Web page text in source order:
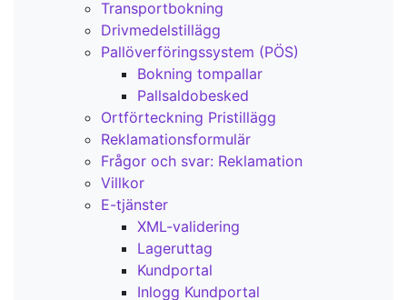
Transportbokning
Drivmedelstillägg
Pallöverföringssystem (PÖS)
Bokning tompallar
Pallsaldobesked
Ortförteckning Pristillägg
Reklamationsformulär
Frågor och svar: Reklamation
Villkor
E-tjänster
XML-validering
Lageruttag
Kundportal
Inlogg Kundportal